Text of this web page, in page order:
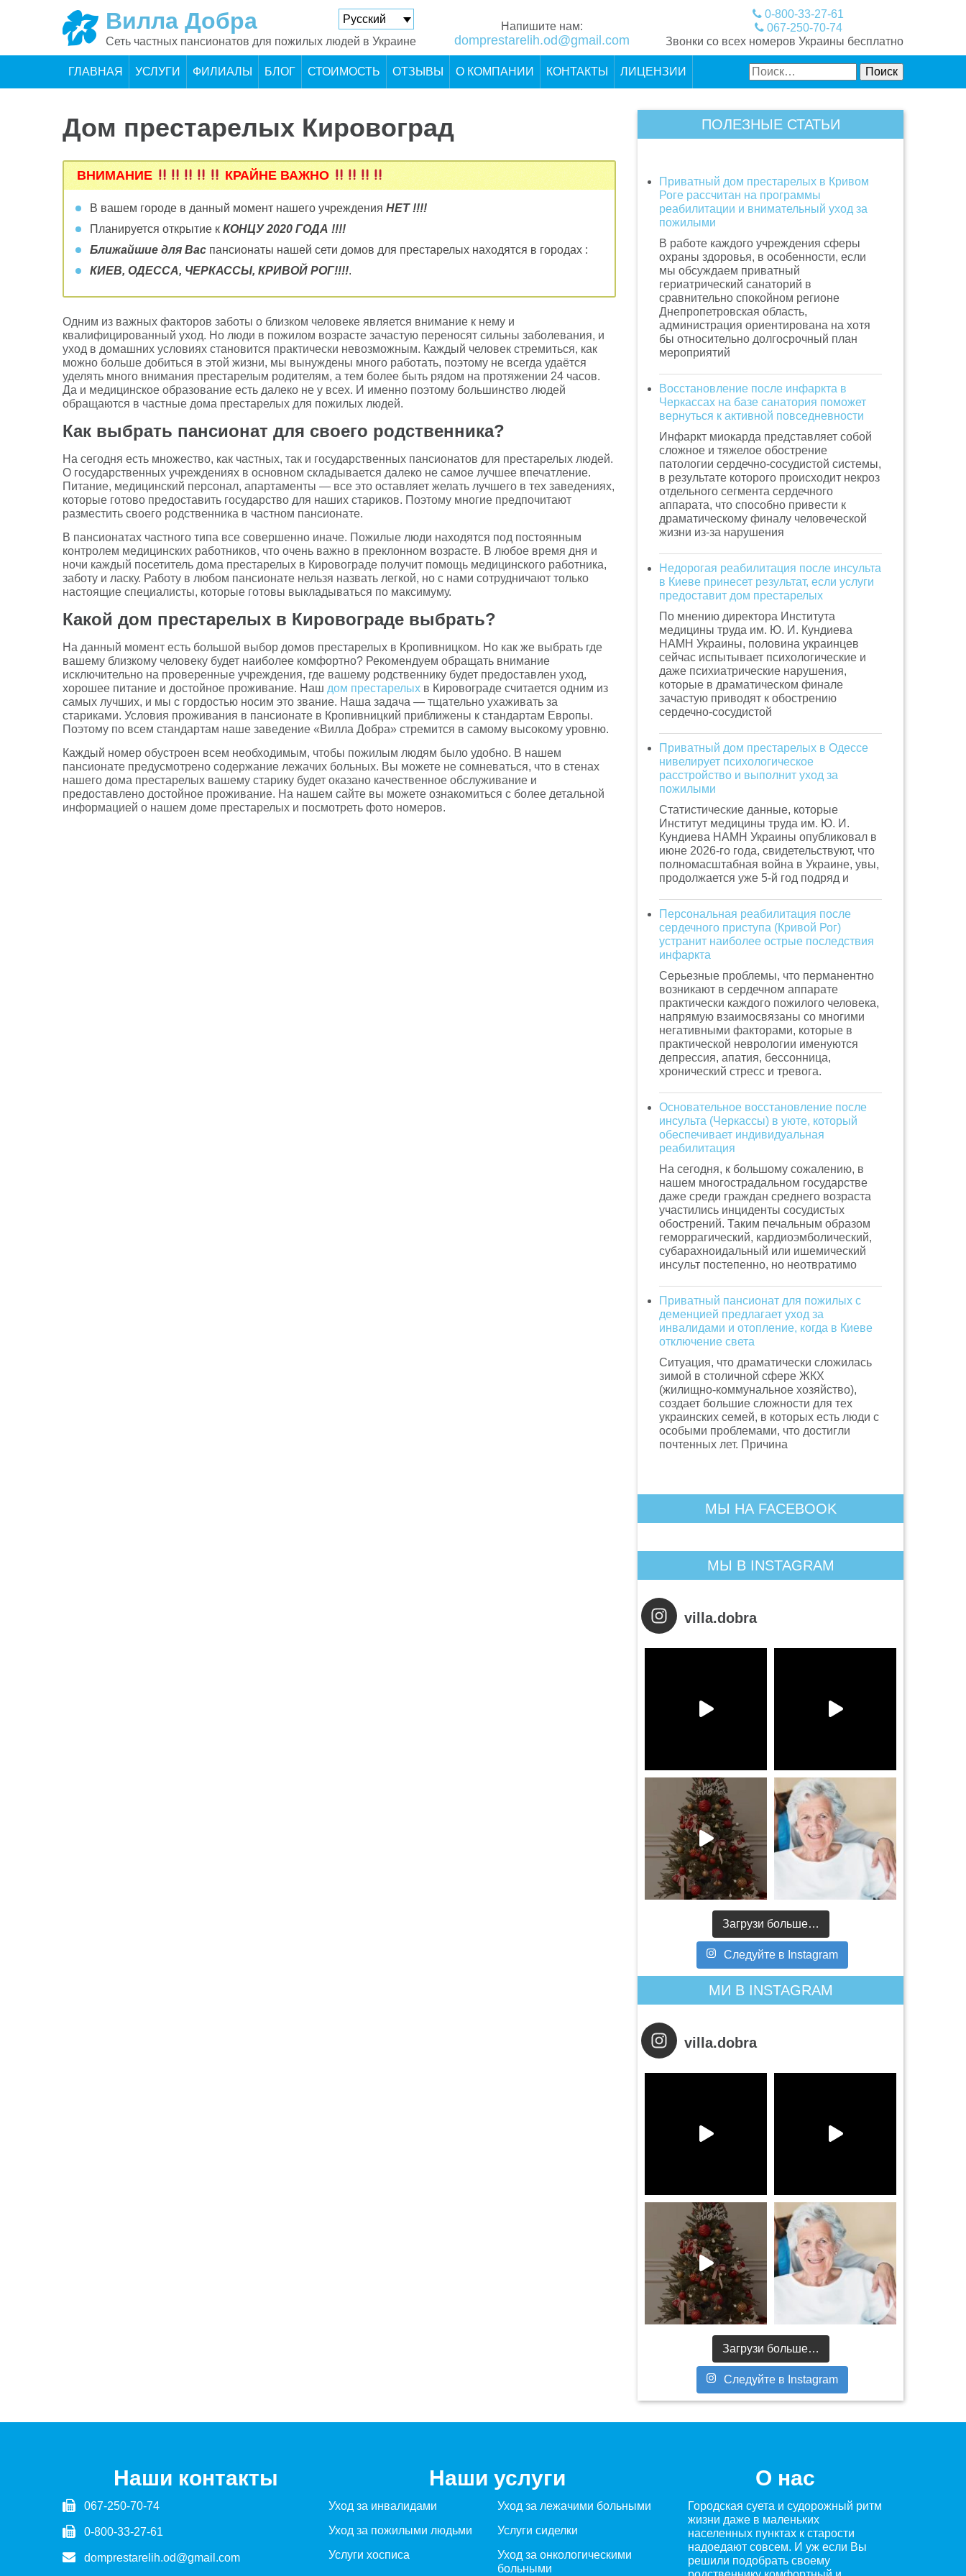
Русский
Вилла Добра
Сеть частных пансионатов для пожилых людей в Украине
Напишите нам:
domprestarelih.od@gmail.com
0-800-33-27-61
067-250-70-74
Звонки со всех номеров Украины бесплатно
ГЛАВНАЯ УСЛУГИ ФИЛИАЛЫ БЛОГ СТОИМОСТЬ ОТЗЫВЫ О КОМПАНИИ КОНТАКТЫ ЛИЦЕНЗИИ Найти:
Дом престарелых Кировоград
ВНИМАНИЕ КРАЙНЕ ВАЖНО
В вашем городе в данный момент нашего учреждения НЕТ !!!!
Планируется открытие к КОНЦУ 2020 ГОДА !!!!
Ближайшие для Вас пансионаты нашей сети домов для престарелых находятся в городах :
КИЕВ, ОДЕССА, ЧЕРКАССЫ, КРИВОЙ РОГ!!!!.
Одним из важных факторов заботы о близком человеке является внимание к нему и
квалифицированный уход. Но люди в пожилом возрасте зачастую переносят сильны заболевания, и
уход в домашних условиях становится практически невозможным. Каждый человек стремиться, как
можно больше добиться в этой жизни, мы вынуждены много работать, поэтому не всегда удаётся
уделять много внимания престарелым родителям, а тем более быть рядом на протяжении 24 часов.
Да и медицинское образование есть далеко не у всех. И именно поэтому большинство людей
обращаются в частные дома престарелых для пожилых людей.
Как выбрать пансионат для своего родственника?
На сегодня есть множество, как частных, так и государственных пансионатов для престарелых людей.
О государственных учреждениях в основном складывается далеко не самое лучшее впечатление.
Питание, медицинский персонал, апартаменты — все это оставляет желать лучшего в тех заведениях,
которые готово предоставить государство для наших стариков. Поэтому многие предпочитают
разместить своего родственника в частном пансионате.
В пансионатах частного типа все совершенно иначе. Пожилые люди находятся под постоянным
контролем медицинских работников, что очень важно в преклонном возрасте. В любое время дня и
ночи каждый посетитель дома престарелых в Кировограде получит помощь медицинского работника,
заботу и ласку. Работу в любом пансионате нельзя назвать легкой, но с нами сотрудничают только
настоящие специалисты, которые готовы выкладываться по максимуму.
Какой дом престарелых в Кировограде выбрать?
На данный момент есть большой выбор домов престарелых в Кропивницком. Но как же выбрать где
вашему близкому человеку будет наиболее комфортно? Рекомендуем обращать внимание
исключительно на проверенные учреждения, где вашему родственнику будет предоставлен уход,
хорошее питание и достойное проживание. Наш дом престарелых в Кировограде считается одним из
самых лучших, и мы с гордостью носим это звание. Наша задача — тщательно ухаживать за
стариками. Условия проживания в пансионате в Кропивницкий приближены к стандартам Европы.
Поэтому по всем стандартам наше заведение «Вилла Добра» стремится в самому высокому уровню.
Каждый номер обустроен всем необходимым, чтобы пожилым людям было удобно. В нашем
пансионате предусмотрено содержание лежачих больных. Вы можете не сомневаться, что в стенах
нашего дома престарелых вашему старику будет оказано качественное обслуживание и
предоставлено достойное проживание. На нашем сайте вы можете ознакомиться с более детальной
информацией о нашем доме престарелых и посмотреть фото номеров.
ПОЛЕЗНЫЕ СТАТЬИ
Приватный дом престарелых в Кривом
Роге рассчитан на программы
реабилитации и внимательный уход за
пожилыми
В работе каждого учреждения сферы
охраны здоровья, в особенности, если
мы обсуждаем приватный
гериатрический санаторий в
сравнительно спокойном регионе
Днепропетровская область,
администрация ориентирована на хотя
бы относительно долгосрочный план
мероприятий
Восстановление после инфаркта в
Черкассах на базе санатория поможет
вернуться к активной повседневности
Инфаркт миокарда представляет собой
сложное и тяжелое обострение
патологии сердечно-сосудистой системы,
в результате которого происходит некроз
отдельного сегмента сердечного
аппарата, что способно привести к
драматическому финалу человеческой
жизни из-за нарушения
Недорогая реабилитация после инсульта
в Киеве принесет результат, если услуги
предоставит дом престарелых
По мнению директора Института
медицины труда им. Ю. И. Кундиева
НАМН Украины, половина украинцев
сейчас испытывает психологические и
даже психиатрические нарушения,
которые в драматическом финале
зачастую приводят к обострению
сердечно-сосудистой
Приватный дом престарелых в Одессе
нивелирует психологическое
расстройство и выполнит уход за
пожилыми
Статистические данные, которые
Институт медицины труда им. Ю. И.
Кундиева НАМН Украины опубликовал в
июне 2026-го года, свидетельствуют, что
полномасштабная война в Украине, увы,
продолжается уже 5-й год подряд и
Персональная реабилитация после
сердечного приступа (Кривой Рог)
устранит наиболее острые последствия
инфаркта
Серьезные проблемы, что перманентно
возникают в сердечном аппарате
практически каждого пожилого человека,
напрямую взаимосвязаны со многими
негативными факторами, которые в
практической неврологии именуются
депрессия, апатия, бессонница,
хронический стресс и тревога.
Основательное восстановление после
инсульта (Черкассы) в уюте, который
обеспечивает индивидуальная
реабилитация
На сегодня, к большому сожалению, в
нашем многострадальном государстве
даже среди граждан среднего возраста
участились инциденты сосудистых
обострений. Таким печальным образом
геморрагический, кардиоэмболический,
субарахноидальный или ишемический
инсульт постепенно, но неотвратимо
Приватный пансионат для пожилых с
деменцией предлагает уход за
инвалидами и отопление, когда в Киеве
отключение света
Ситуация, что драматически сложилась
зимой в столичной сфере ЖКХ
(жилищно-коммунальное хозяйство),
создает большие сложности для тех
украинских семей, в которых есть люди с
особыми проблемами, что достигли
почтенных лет. Причина
МЫ НА FACEBOOK
МЫ В INSTAGRAM
villa.dobra
Загрузи больше…
Следуйте в Instagram
МИ В INSTAGRAM
villa.dobra
Загрузи больше…
Следуйте в Instagram
Наши контакты
067-250-70-74
0-800-33-27-61
domprestarelih.od@gmail.com
Наши услуги
Уход за инвалидами
Уход за лежачими больными
Уход за пожилыми людьми
Услуги сиделки
Услуги хосписа
Уход за онкологическими
больными
О нас
Городская суета и судорожный ритм
жизни даже в маленьких
населенных пунктах к старости
надоедают совсем. И уж если Вы
решили подобрать своему